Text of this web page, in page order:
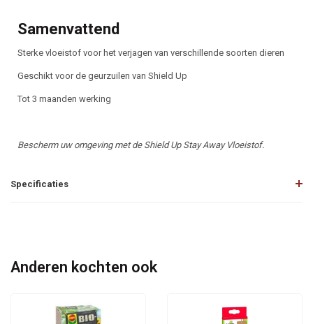
Samenvattend
Sterke vloeistof voor het verjagen van verschillende soorten dieren
Geschikt voor de geurzuilen van Shield Up
Tot 3 maanden werking
Bescherm uw omgeving met de Shield Up Stay Away Vloeistof.
Specificaties
Anderen kochten ook